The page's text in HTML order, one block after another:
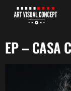
EP – CASA